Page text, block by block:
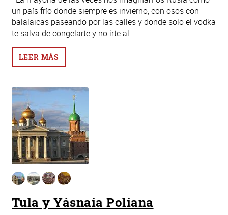
un país frío donde siempre es invierno, con osos con
balalaicas paseando por las calles y donde solo el vodka
te salva de congelarte y no irte al...
LEER MÁS
Tula y Yásnaia Poliana